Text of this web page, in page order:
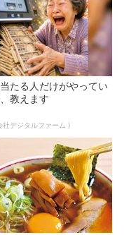
たる人だけがやってい
教えます
社デジタルファーム )